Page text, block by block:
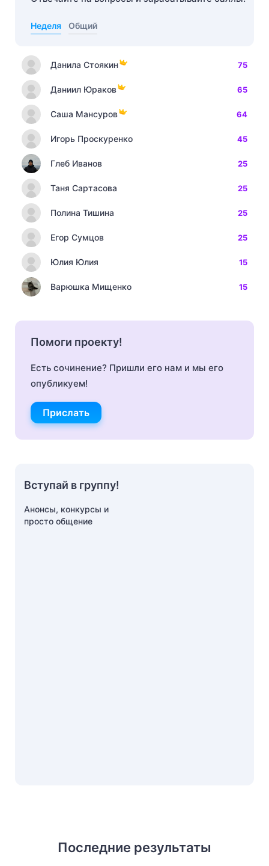
Последние результаты
Неделя Общий
Данила Стоякин 75
Даниил Юраков 65
Саша Мансуров 64
Игорь Проскуренко 45
Глеб Иванов 25
Таня Сартасова 25
Полина Тишина 25
Егор Сумцов 25
Юлия Юлия 15
Варюшка Мищенко 15
Помоги проекту!
Есть сочинение? Пришли его нам и мы его
опубликуем!
Прислать
Вступай в группу!
Анонсы, конкурсы и
просто общение